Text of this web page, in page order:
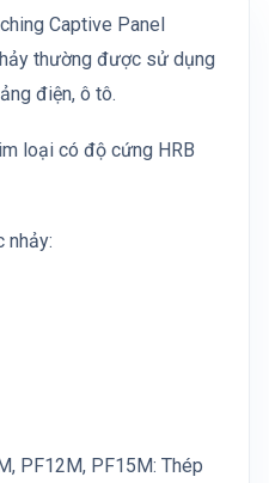
Captive Panel
thường được sử dụng
điện, ô tô.
loại có độ cứng HRB
nhảy:
PF12M, PF15M: Thép